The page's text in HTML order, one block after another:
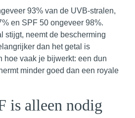
93% van de UVB-stralen,
en SPF 50 ongeveer 98%.
stijgt, neemt de bescherming
dan het getal is
hoe vaak je bijwerkt: een dun
minder goed dan een royale
is alleen nodig